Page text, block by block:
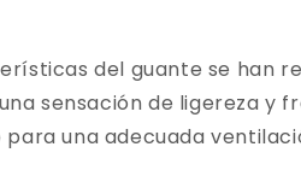
del guante se han
sensación de ligereza y
una adecuada